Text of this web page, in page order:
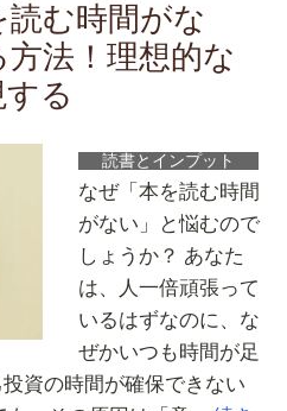
読む時間がな
法！理想的な
る
読書とインプット
なぜ「本を読む時間
がない」と悩むので
しょうか？ あなた
は、人一倍頑張って
いるはずなのに、な
ぜかいつも時間が足
資の時間が確保できない